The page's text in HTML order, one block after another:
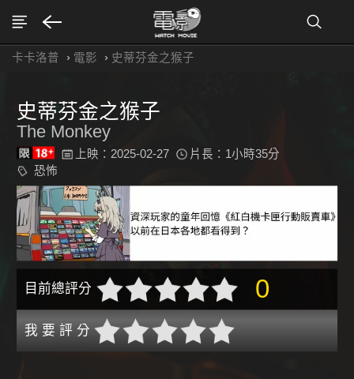
卡卡洛普 › 電影 › 史蒂芬金之猴子
史蒂芬金之猴子
The Monkey
上映：2025-02-27
片長：1小時35分
恐怖
目前總評分 0
我 要 評 分